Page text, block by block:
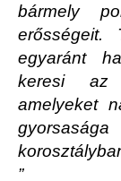
bármely
erősségeit.
egyaránt
keresi az
amelyeket
”